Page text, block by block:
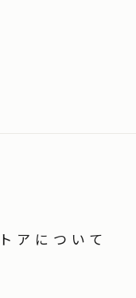
アについて